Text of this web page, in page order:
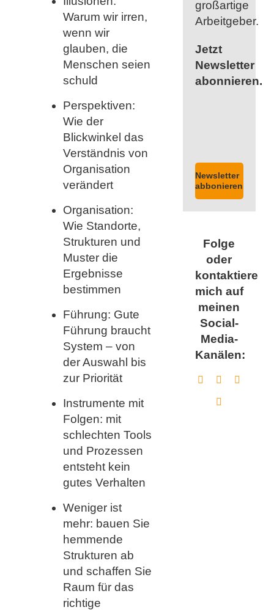
Warum wir irren,
wenn wir
glauben, die
Menschen seien
schuld
Perspektiven:
Wie der
Blickwinkel das
Verständnis von
Organisation
verändert
Organisation:
Wie Standorte,
Strukturen und
Muster die
Ergebnisse
bestimmen
Führung: Gute
Führung braucht
System – von
der Auswahl bis
zur Priorität
Instrumente mit
Folgen: mit
schlechten Tools
und Prozessen
entsteht kein
gutes Verhalten
Weniger ist
mehr: bauen Sie
hemmende
Strukturen ab
und schaffen Sie
Raum für das
richtige
großartige
Arbeitgeber.
Jetzt
Newsletter
abonnieren.
Newsletter
abbonieren
Folge
oder
kontaktiere
mich auf
meinen
Social-
Media-
Kanälen: